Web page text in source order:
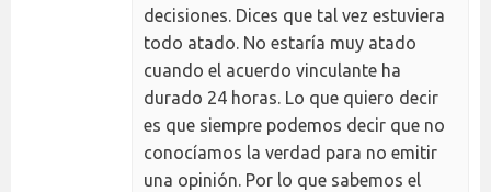
decisiones. Dices que tal vez estuviera
todo atado. No estaría muy atado
cuando el acuerdo vinculante ha
durado 24 horas. Lo que quiero decir
es que siempre podemos decir que no
conocíamos la verdad para no emitir
una opinión. Por lo que sabemos el